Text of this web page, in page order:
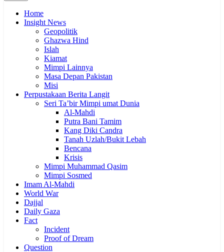
Home
Insight News
Geopolitik
Ghazwa Hind
Islah
Kiamat
Mimpi Lainnya
Masa Depan Pakistan
Misi
Perpustakaan Berita Langit
Seri Ta’bir Mimpi umat Dunia
Al-Mahdi
Putra Bani Tamim
Kang Diki Candra
Tanah Uzlah/Bukit Lebah
Bencana
Krisis
Mimpi Muhammad Qasim
Mimpi Sosmed
Imam Al-Mahdi
World War
Dajjal
Daily Gaza
Fact
Incident
Proof of Dream
Question